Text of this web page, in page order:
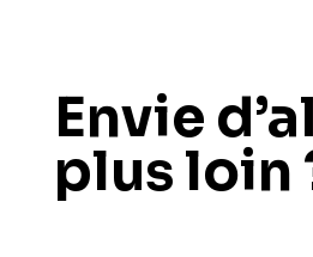
Envie
plus loin